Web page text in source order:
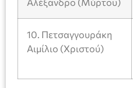
10. Πετσαγγουράκη
Αιμίλιο (Χριστού)